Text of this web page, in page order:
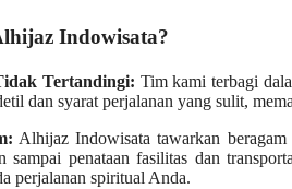
Indowisata?
Tertandingi: Tim kami terbagi
dan syarat perjalanan yang sulit,
Alhijaz Indowisata tawarkan
sampai penataan fasilitas dan
perjalanan spiritual Anda.